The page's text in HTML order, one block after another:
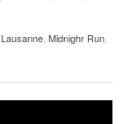
Lausanne Midnighr Run